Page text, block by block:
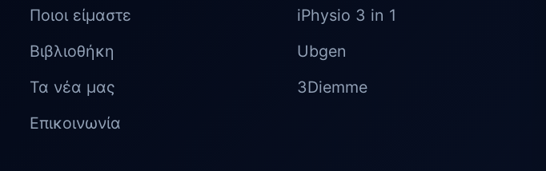
Ποιοι είμαστε
Βιβλιοθήκη
Τα νέα μας
Επικοινωνία
iPhysio 3 in 1
Ubgen
3Diemme